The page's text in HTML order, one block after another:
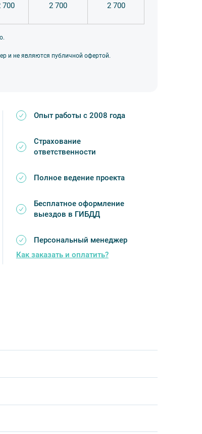
700 2 700 2 700
и не являются публичной офертой.
Опыт работы с 2008 года
Страхование
ответственности
Полное ведение проекта
Бесплатное оформление
выездов в ГИБДД
Персональный менеджер
Как заказать и оплатить?